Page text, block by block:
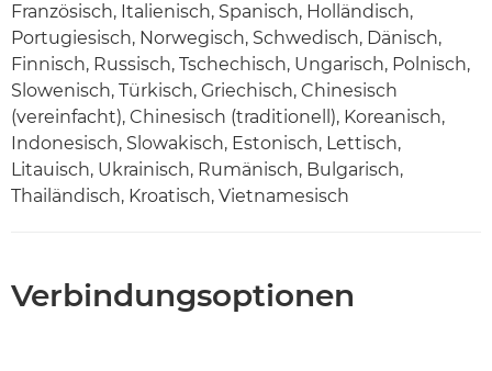
Französisch, Italienisch, Spanisch, Holländisch,
Portugiesisch, Norwegisch, Schwedisch, Dänisch,
Finnisch, Russisch, Tschechisch, Ungarisch, Polnisch,
Slowenisch, Türkisch, Griechisch, Chinesisch
(vereinfacht), Chinesisch (traditionell), Koreanisch,
Indonesisch, Slowakisch, Estonisch, Lettisch,
Litauisch, Ukrainisch, Rumänisch, Bulgarisch,
Thailändisch, Kroatisch, Vietnamesisch
Verbindungsoptionen